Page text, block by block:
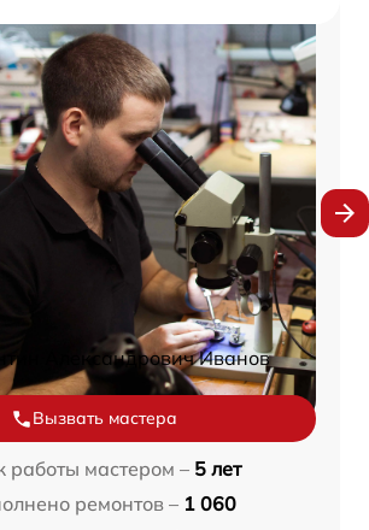
Александрович Иванов
Вызвать мастера
работы мастером – 5 лет
ремонтов – 1 060